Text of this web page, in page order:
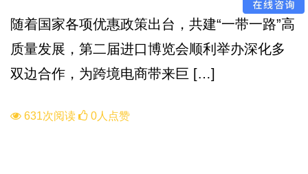
随着国家各项优惠政策出台，共建“一带一路”高
质量发展，第二届进口博览会顺利举办深化多
双边合作，为跨境电商带来巨 […]
631次阅读 0人点赞